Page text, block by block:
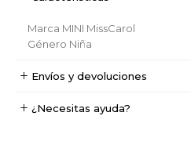
Marca MINI MissCarol
Género Niña
Envíos y devoluciones
¿Necesitas ayuda?